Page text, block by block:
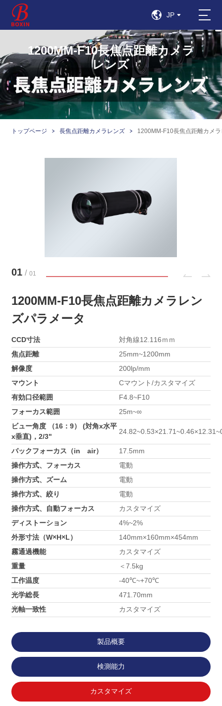
JP
1200MM-F10長焦点距離カメラ
レンズ
トップページ 長焦点距離カメラレンズ 1200MM-F10長焦点距離カメ
01 / 01
1200MM-F10長焦点距離カメラレン
ズパラメータ
CCD寸法
対角線12.116ｍｍ
焦点距離
25mm~1200mm
解像度
200lp/mm
マウント
Cマウント/カスタマイズ
有効口径範囲
F4.8~F10
フォーカス範囲
25m~∞
ビュー角度 （16：9） (対角x水平
x垂直)，2/3"
バックフォーカス（in air）
17.5mm
操作方式、フォーカス
電動
操作方式、ズーム
電動
操作方式、絞り
電動
操作方式、自動フォーカス
カスタマイズ
ディストーション
4%~2%
外形寸法（W×H×L）
140mm×160mm×454mm
霧通過機能
カスタマイズ
重量
＜7.5kg
工作温度
-40℃~+70℃
光学総長
471.70mm
光軸一致性
カスタマイズ
製品概要
検測能力
カスタマイズ